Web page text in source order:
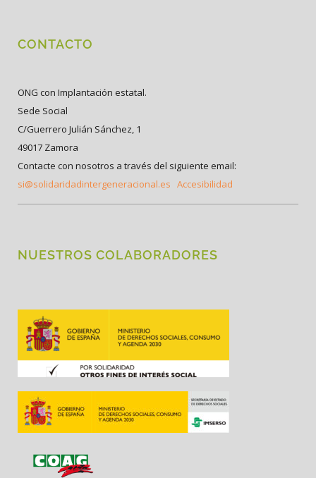
CONTACTO
ONG con Implantación estatal.
Sede Social
C/Guerrero Julián Sánchez, 1
49017 Zamora
Contacte con nosotros a través del siguiente email:
si@solidaridadintergeneracional.es Accesibilidad
NUESTROS COLABORADORES